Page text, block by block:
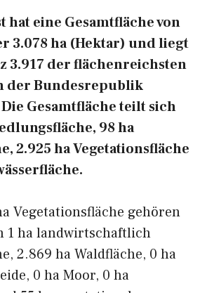
hat eine Gesamtfläche von
3.078 ha (Hektar) und liegt
3.917 der flächenreichsten
der Bundesrepublik
Gesamtfläche teilt sich
98 ha
2.925 ha Vegetationsfläche
Vegetationsfläche gehören
1 ha landwirtschaftlich
2.869 ha Waldfläche, 0 ha
0 ha Moor, 0 ha